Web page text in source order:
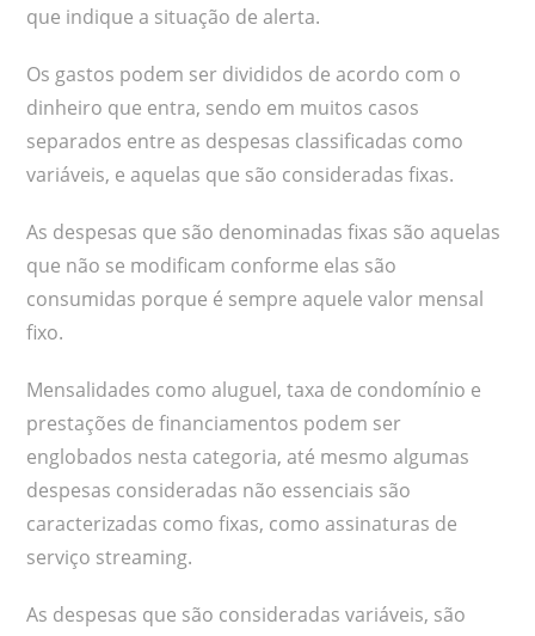
que indique a situação de alerta.
Os gastos podem ser divididos de acordo com o
dinheiro que entra, sendo em muitos casos
separados entre as despesas classificadas como
variáveis, e aquelas que são consideradas fixas.
As despesas que são denominadas fixas são aquelas
que não se modificam conforme elas são
consumidas porque é sempre aquele valor mensal
fixo.
Mensalidades como aluguel, taxa de condomínio e
prestações de financiamentos podem ser
englobados nesta categoria, até mesmo algumas
despesas consideradas não essenciais são
caracterizadas como fixas, como assinaturas de
serviço streaming.
As despesas que são consideradas variáveis, são